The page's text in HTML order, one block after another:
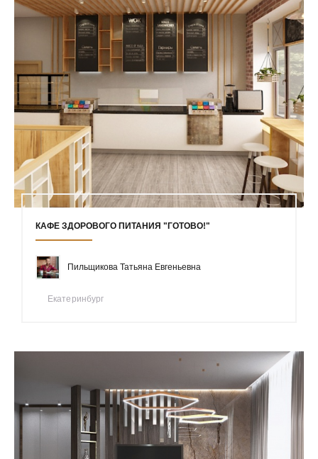
КАФЕ ЗДОРОВОГО ПИТАНИЯ "ГОТОВО!"
Пильщикова Татьяна Евгеньевна
Екатеринбург